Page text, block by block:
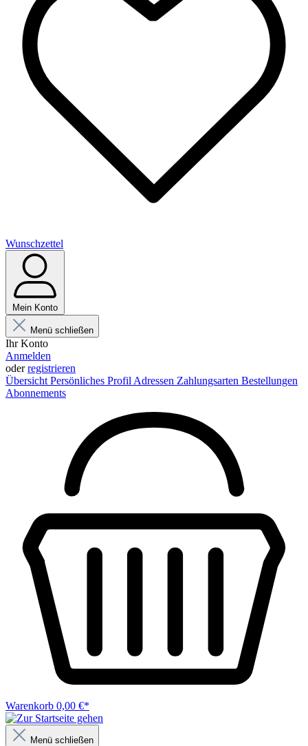
Wunschzettel
Mein Konto
Menü schließen
Ihr Konto
Anmelden
oderregistrieren
Übersicht Persönliches Profil Adressen Zahlungsarten Bestellungen
Abonnements
Warenkorb 0,00 €*
Menü schließen